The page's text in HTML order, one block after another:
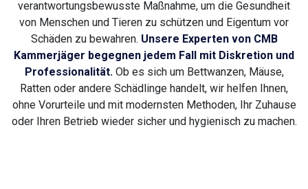
verantwortungsbewusste Maßnahme, um die Gesundheit
von Menschen und Tieren zu schützen und Eigentum vor
Schäden zu bewahren. Unsere Experten von CMB
Kammerjäger begegnen jedem Fall mit Diskretion und
Professionalität.Ob es sich um Bettwanzen, Mäuse,
Ratten oder andere Schädlinge handelt, wir helfen Ihnen,
ohne Vorurteile und mit modernsten Methoden, Ihr Zuhause
oder Ihren Betrieb wieder sicher und hygienisch zu machen.